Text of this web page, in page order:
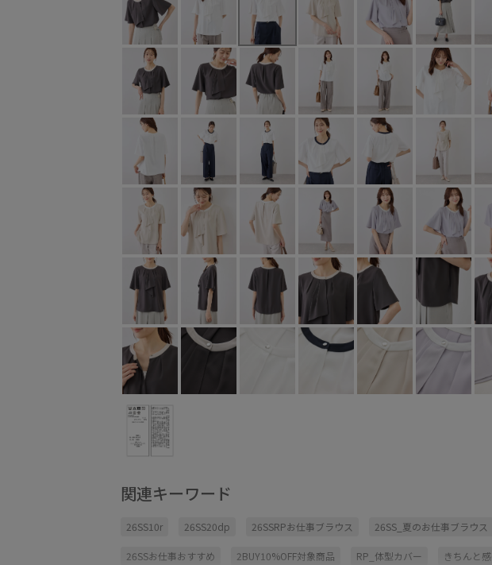
関連キーワード
26SS10r 26SS20dp 26SSRPお仕事ブラウス 26SS_夏のお仕事ブラウス
26SSお仕事おすすめ 2BUY10%OFF対象商品 RP_体型カバー きちんと感